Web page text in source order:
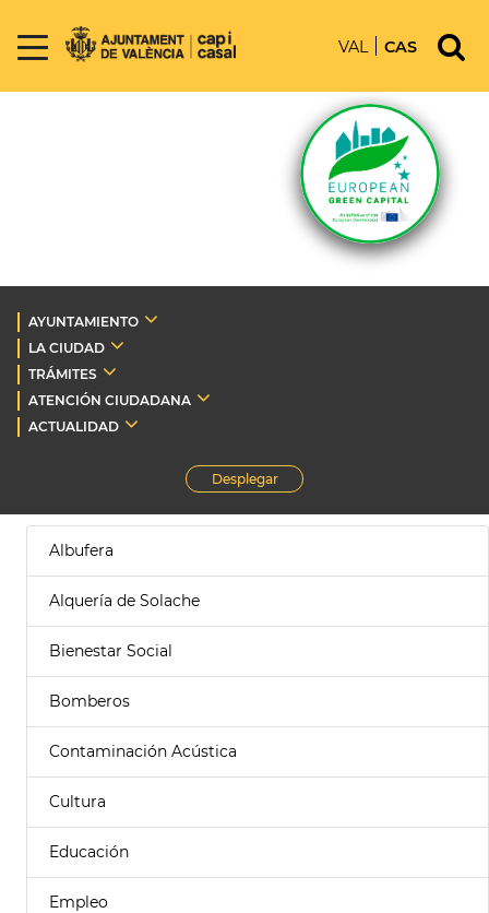
VAL CAS
AYUNTAMIENTO
LA CIUDAD
TRÁMITES
ATENCIÓN CIUDADANA
ACTUALIDAD
Desplegar
Albufera
Alquería de Solache
Bienestar Social
Bomberos
Contaminación Acústica
Cultura
Educación
Empleo